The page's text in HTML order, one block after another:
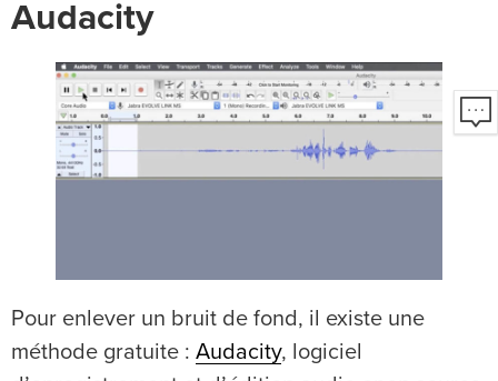
Audacity
Pour enlever un bruit de fond, il existe une
méthode gratuite : Audacity, logiciel